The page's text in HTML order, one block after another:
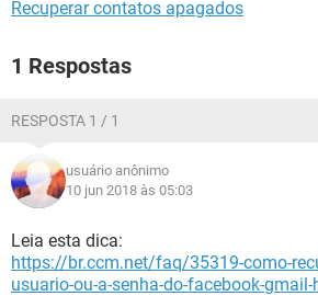
Recuperar contatos apagados
1 Respostas
RESPOSTA 1 / 1
usuário anônimo
10 jun 2018 às 05:03
Leia esta dica:
https://br.ccm.net/faq/35319-como-
usuario-ou-a-senha-do-facebook-